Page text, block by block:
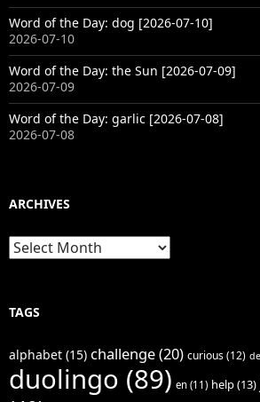
Word of the Day: dog [2026-07-10]
2026-07-10
Word of the Day: the Sun [2026-07-09]
2026-07-09
Word of the Day: garlic [2026-07-08]
2026-07-08
ARCHIVES
Archives
TAGS
alphabet (15) challenge(20) curious(12) de
duolingo (89) en (11) help(13)